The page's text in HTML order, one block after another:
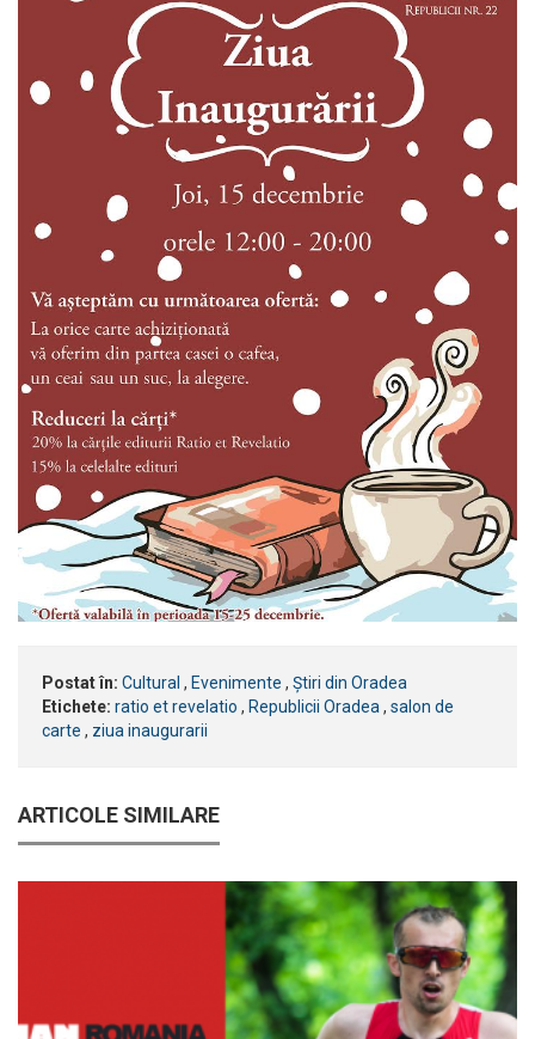
Postat în: Cultural , Evenimente , Știri din Oradea
Etichete: ratio et revelatio , Republicii Oradea, salon de
carte , ziua inaugurarii
ARTICOLE SIMILARE